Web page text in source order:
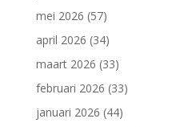
mei 2026 (57)
april 2026 (34)
maart 2026 (33)
februari 2026 (33)
januari 2026 (44)